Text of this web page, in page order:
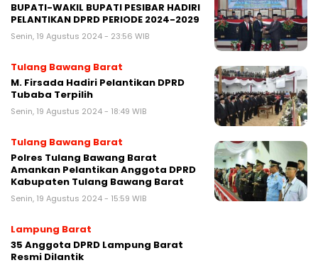
BUPATI-WAKIL BUPATI PESIBAR HADIRI
PELANTIKAN DPRD PERIODE 2024-2029
Senin, 19 Agustus 2024 - 23:56 WIB
Tulang Bawang Barat
M. Firsada Hadiri Pelantikan DPRD
Tubaba Terpilih
Senin, 19 Agustus 2024 - 18:49 WIB
Tulang Bawang Barat
Polres Tulang Bawang Barat
Amankan Pelantikan Anggota DPRD
Kabupaten Tulang Bawang Barat
Senin, 19 Agustus 2024 - 15:59 WIB
Lampung Barat
35 Anggota DPRD Lampung Barat
Resmi Dilantik